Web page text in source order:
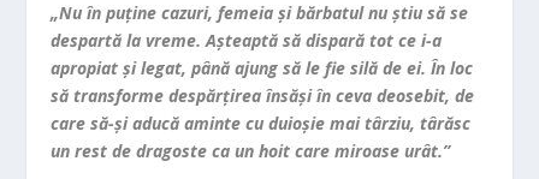
„Nu în puţine cazuri, femeia şi bărbatul nu ştiu să se
despartă la vreme. Aşteaptă să dispară tot ce i-a
apropiat şi legat, până ajung să le fie silă de ei. În loc
să transforme despărţirea însăşi în ceva deosebit, de
care să-şi aducă aminte cu duioşie mai târziu, târăsc
un rest de dragoste ca un hoit care miroase urât.”